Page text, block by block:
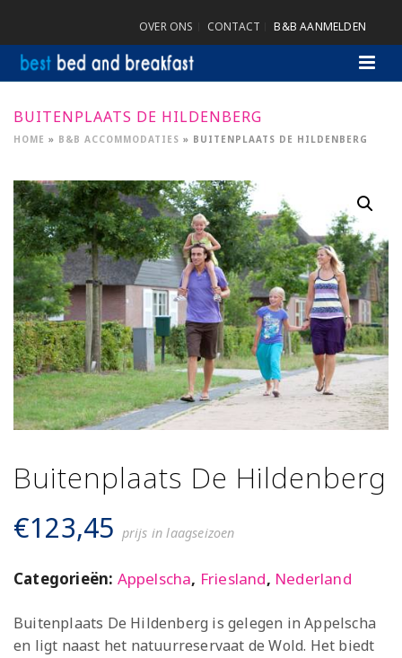
OVER ONS CONTACT B&B AANMELDEN
BUITENPLAATS DE HILDENBERG
HOME » B&B ACCOMMODATIES » BUITENPLAATS DE HILDENBERG
Buitenplaats De Hildenberg
€123,45 prijs in laagseizoen
Categorieën: Appelscha, Friesland, Nederland
Buitenplaats De Hildenberg is gelegen in Appelscha
en ligt naast het natuurreservaat de Wold. Het biedt